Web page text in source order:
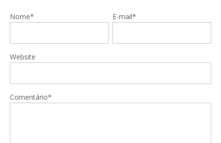
Nome* E-mail*
Website
Comentário*